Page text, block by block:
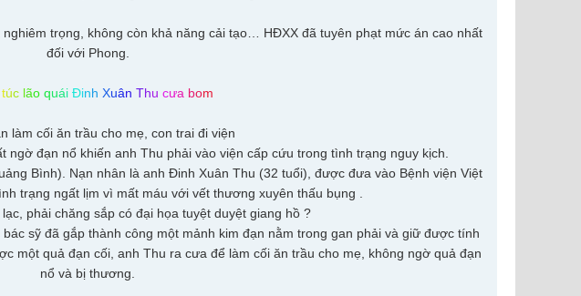
trọng, không còn khả năng cải tạo… HĐXX đã tuyên phạt mức án cao nhất
đối với Phong.
túc lão quái Đinh Xuân Thu cưa bom
làm cối ăn trầu cho mẹ, con trai đi viện
đạn nổ khiến anh Thu phải vào viện cấp cứu trong tình trạng nguy kịch.
Bình). Nạn nhân là anh Đinh Xuân Thu (32 tuổi), được đưa vào Bệnh viện Việt
trạng ngất lịm vì mất máu với vết thương xuyên thấu bụng .
sỹ đã gắp thành công một mảnh kim đạn nằm trong gan phải và giữ được tính
một quả đạn cối, anh Thu ra cưa để làm cối ăn trầu cho mẹ, không ngờ quả đạn
nổ và bị thương.